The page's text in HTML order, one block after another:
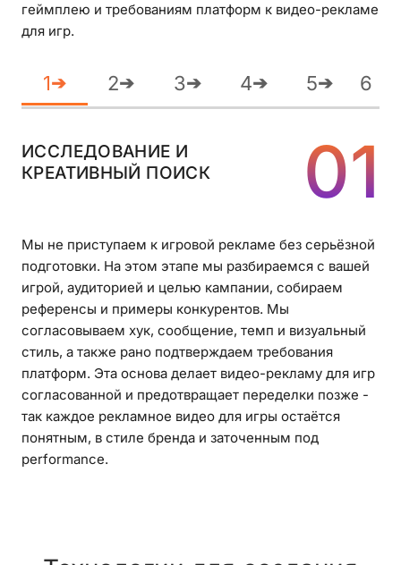
геймплею и требованиям платформ к видео-рекламе
для игр.
1➔ 2➔ 3➔ 4➔ 5➔ 6
ИССЛЕДОВАНИЕ И
КРЕАТИВНЫЙ ПОИСК
Мы не приступаем к игровой рекламе без серьёзной
подготовки. На этом этапе мы разбираемся с вашей
игрой, аудиторией и целью кампании, собираем
референсы и примеры конкурентов. Мы
согласовываем хук, сообщение, темп и визуальный
стиль, а также рано подтверждаем требования
платформ. Эта основа делает видео-рекламу для игр
согласованной и предотвращает переделки позже -
так каждое рекламное видео для игры остаётся
понятным, в стиле бренда и заточенным под
performance.
01